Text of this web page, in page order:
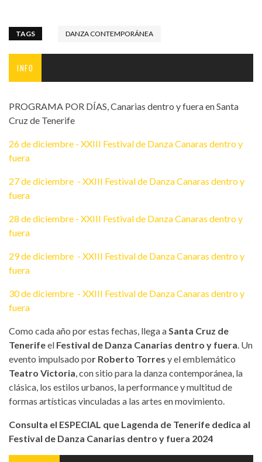
TAGS DANZA CONTEMPORÁNEA
INFO
PROGRAMA POR DÍAS, Canarias dentro y fuera en Santa
Cruz de Tenerife
26 de diciembre - XXIII Festival de Danza Canaras dentro y
fuera
27 de diciembre - XXIII Festival de Danza Canaras dentro y
fuera
28 de diciembre - XXIII Festival de Danza Canaras dentro y
fuera
29 de diciembre - XXIII Festival de Danza Canaras dentro y
fuera
30 de diciembre - XXIII Festival de Danza Canaras dentro y
fuera
Como cada año por estas fechas, llega a Santa Cruz de
Tenerifeel Festival de Danza Canarias dentro y fuera . Un
evento impulsado por Roberto Torres y el emblemático
Teatro Victoria , con sitio para la danza contemporánea, la
clásica, los estilos urbanos, la performance y multitud de
formas artísticas vinculadas a las artes en movimiento.
Consulta el ESPECIAL que Lagenda de Tenerife dedica al
Festival de Danza Canarias dentro y fuera 2024